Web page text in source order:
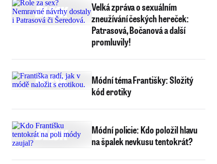
Velká zpráva o sexuálním
zneužívání českých hereček:
Patrasová, Bočanová a další
promluvily!
Módní téma Františky: Složitý
kód erotiky
Módní policie: Kdo položil hlavu
na špalek nevkusu tentokrát?